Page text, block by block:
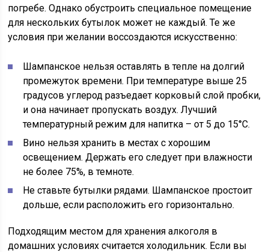
погребе. Однако обустроить специальное помещение
для нескольких бутылок может не каждый. Те же
условия при желании воссоздаются искусственно:
Шампанское нельзя оставлять в тепле на долгий
промежуток времени. При температуре выше 25
градусов углерод разъедает корковый слой пробки,
и она начинает пропускать воздух. Лучший
температурный режим для напитка – от 5 до 15°C.
Вино нельзя хранить в местах с хорошим
освещением. Держать его следует при влажности
не более 75%, в темноте.
Не ставьте бутылки рядами. Шампанское простоит
дольше, если расположить его горизонтально.
Подходящим местом для хранения алкоголя в
домашних условиях считается холодильник. Если вы